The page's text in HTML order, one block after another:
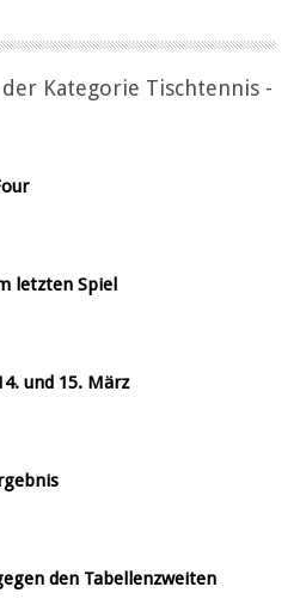
Kategorie Tischtennis -
letzten Spiel
und 15. März
den Tabellenzweiten